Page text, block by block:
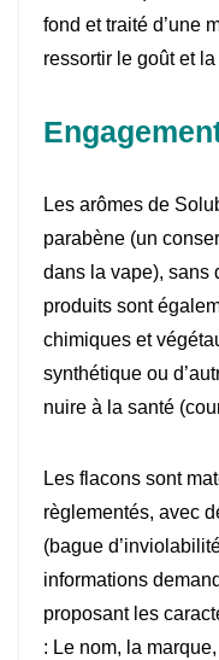
fond et traité d’une
ressortir le goût et
Les arômes de
parabène (un
dans la vape), sans
produits sont
chimiques et
synthétique ou
nuire à la santé
Les flacons sont
règlementés, avec
(bague
informations
proposant les
: Le nom, la